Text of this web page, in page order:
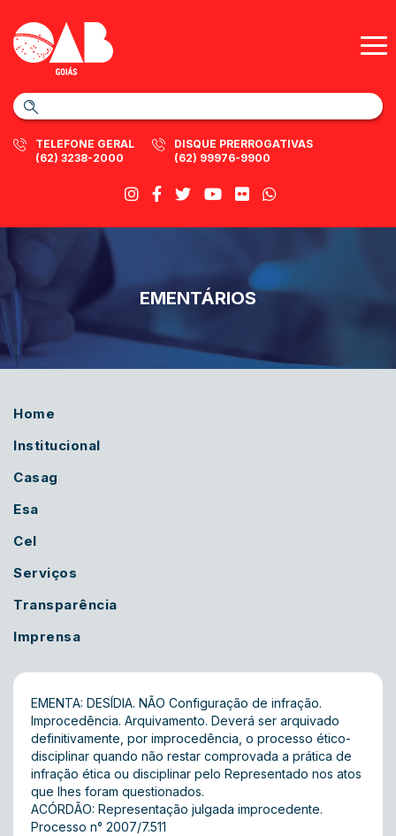
TELEFONE GERAL
(62) 3238-2000
DISQUE PRERROGATIVAS
(62) 99976-9900
EMENTÁRIOS
Home
Institucional
Casag
Esa
Cel
Serviços
Transparência
Imprensa
EMENTA: DESÍDIA. NÃO Configuração de infração.
Improcedência. Arquivamento. Deverá ser arquivado
definitivamente, por improcedência, o processo ético-
disciplinar quando não restar comprovada a prática de
infração ética ou disciplinar pelo Representado nos atos
que lhes foram questionados.
ACÓRDÃO: Representação julgada improcedente.
Processo n° 2007/7.511